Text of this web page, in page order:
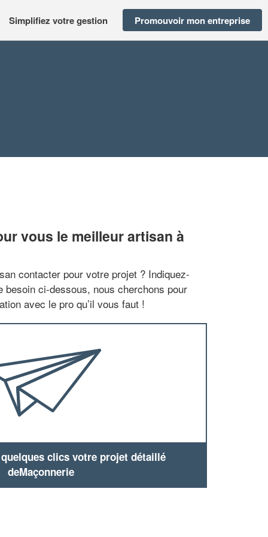
Simplifiez votre gestion Promouvoir mon entreprise
vous le meilleur artisan à
contacter pour votre projet ? Indiquez-
besoin ci-dessous, nous cherchons pour
avec le pro qu’il vous faut !
clics votre projet détaillé
deMaçonnerie